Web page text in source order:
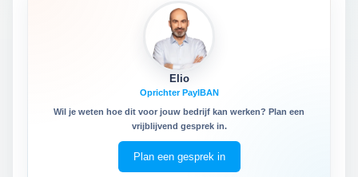
Elio
Oprichter PayIBAN
Wil je weten hoe dit voor jouw bedrijf kan werken? Plan een
vrijblijvend gesprek in.
Plan een gesprek in